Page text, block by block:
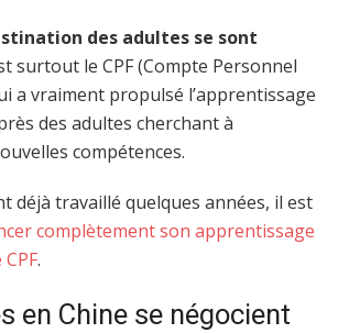
des adultes se sont
surtout le CPF (Compte Personnel
a vraiment propulsé l’apprentissage
des adultes cherchant à
compétences.
déjà travaillé quelques années, il est
complètement son apprentissage
.
en Chine se négocient